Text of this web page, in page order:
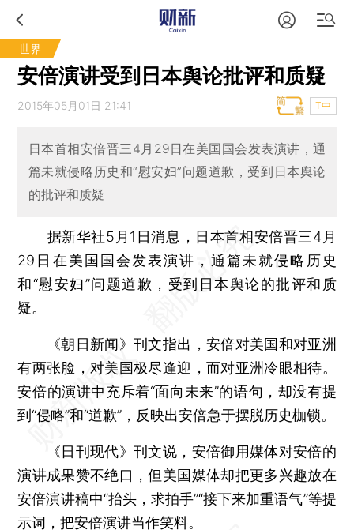
世界
安倍演讲受到日本舆论批评和质疑
2015年05月01日 21:41 T中
日本首相安倍晋三4月29日在美国国会发表演讲，通
篇未就侵略历史和“慰安妇”问题道歉，受到日本舆论
的批评和质疑
据新华社5月1日消息，日本首相安倍晋三4月
29日在美国国会发表演讲，通篇未就侵略历史
和“慰安妇”问题道歉，受到日本舆论的批评和质
疑。
《朝日新闻》刊文指出，安倍对美国和对亚洲
有两张脸，对美国极尽逢迎，而对亚洲冷眼相待。
安倍的演讲中充斥着“面向未来”的语句，却没有提
到“侵略”和“道歉”，反映出安倍急于摆脱历史枷锁。
《日刊现代》刊文说，安倍御用媒体对安倍的
演讲成果赞不绝口，但美国媒体却把更多兴趣放在
安倍演讲稿中“抬头，求拍手”“接下来加重语气”等提
示词，把安倍演讲当作笑料。